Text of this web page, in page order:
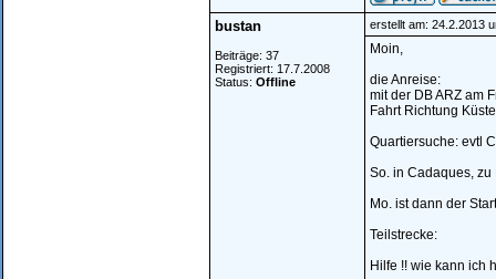
bustan
Beiträge: 37
Registriert: 17.7.2008
Status: Offline
erstellt am: 24.2.2013
Moin,
die Anreise:
mit der DB ARZ am
Fahrt Richtung
Quartiersuche: evtl
So. in Cadaques,
Mo. ist dann der
Teilstrecke:
Hilfe !! wie kann ich